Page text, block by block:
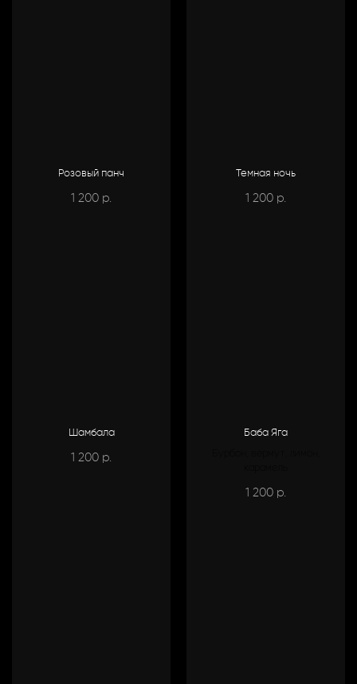
Розовый панч
1 200 р.
Темная ночь
1 200 р.
Шамбала
1 200 р.
Баба Яга
1 200 р.